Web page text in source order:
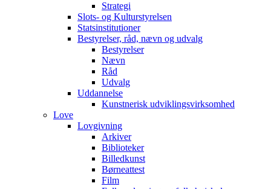
Strategi
Slots- og Kulturstyrelsen
Statsinstitutioner
Bestyrelser, råd, nævn og udvalg
Bestyrelser
Nævn
Råd
Udvalg
Uddannelse
Kunstnerisk udviklingsvirksomhed
Love
Lovgivning
Arkiver
Biblioteker
Billedkunst
Børneattest
Film